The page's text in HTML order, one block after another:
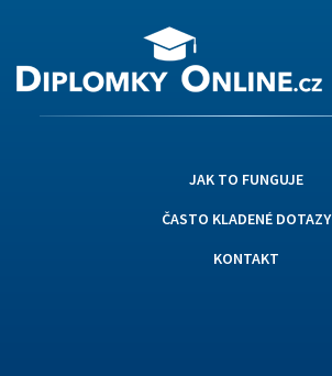
JAK TO FUNGUJE
ČASTO KLADENÉ DOTAZY
KONTAKT